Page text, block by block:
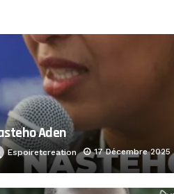
Aden
Espoiretcreation 17 Décembre 2025